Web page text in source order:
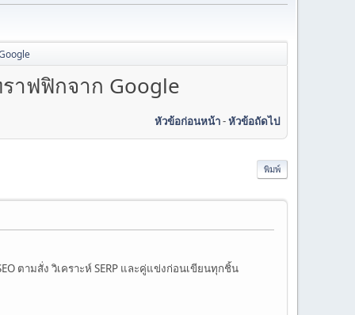
าฟฟิกจาก Google
หัวข้อก่อนหน้า-หัวข้อถัดไป
พิมพ์
ตามสั่ง วิเคราะห์ SERP และคู่แข่งก่อนเขียนทุกชิ้น